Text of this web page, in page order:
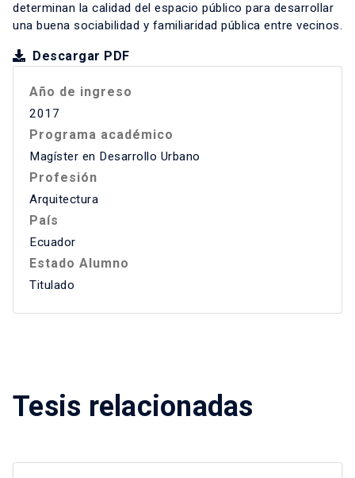
determinan la calidad del espacio público para desarrollar
una buena sociabilidad y familiaridad pública entre vecinos.
Descargar PDF
Año de ingreso
2017
Programa académico
Magíster en Desarrollo Urbano
Profesión
Arquitectura
País
Ecuador
Estado Alumno
Titulado
Tesis relacionadas